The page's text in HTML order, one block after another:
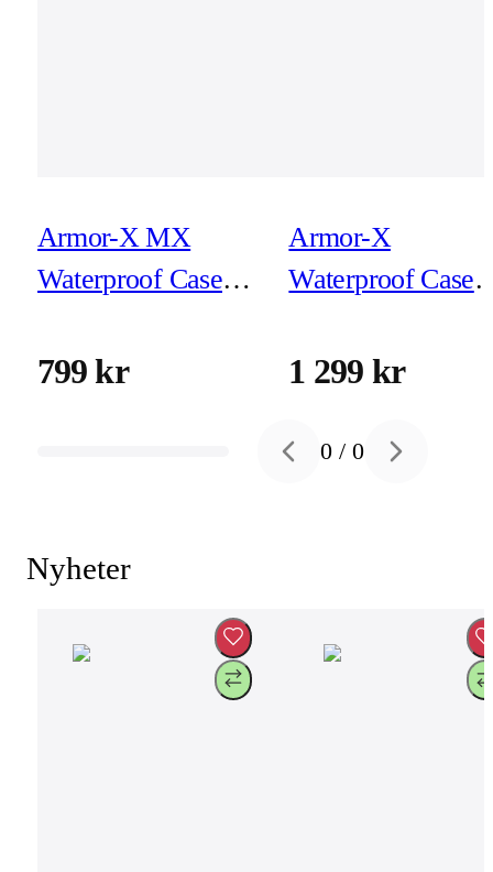
Armor-X MX
Waterproof Case
799 kr
Armor-X
Waterproof Case
(M2)
1 299 kr
Previous slide
0 /0 Next slide
Nyheter